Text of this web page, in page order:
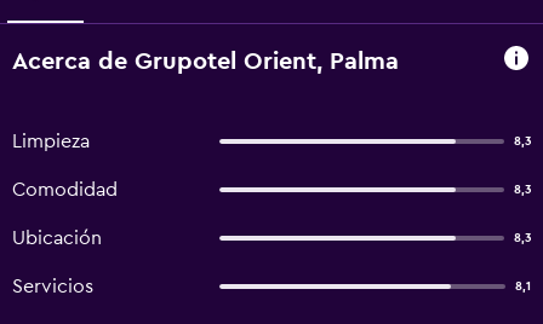
Acerca de Grupotel Orient, Palma
Limpieza 8,3
Comodidad 8,3
Ubicación 8,3
Servicios 8,1